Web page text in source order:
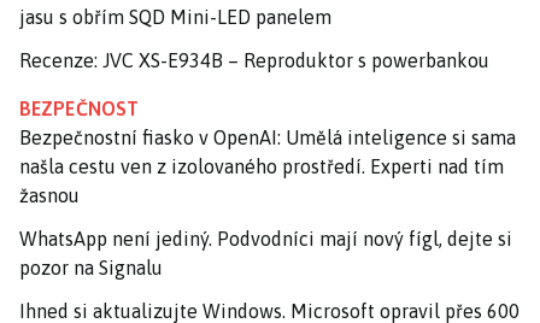
jasu s obřím SQD Mini-LED panelem
Recenze: JVC XS-E934B – Reproduktor s powerbankou
BEZPEČNOST
Bezpečnostní fiasko v OpenAI: Umělá inteligence si sama
našla cestu ven z izolovaného prostředí. Experti nad tím
žasnou
WhatsApp není jediný. Podvodníci mají nový fígl, dejte si
pozor na Signalu
Ihned si aktualizujte Windows. Microsoft opravil přes 600